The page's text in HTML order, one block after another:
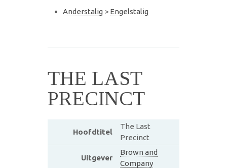
Anderstalig > Engelstalig
THE LAST
PRECINCT
Hoofdtitel
The Last
Precinct
Uitgever
Brown and
Company